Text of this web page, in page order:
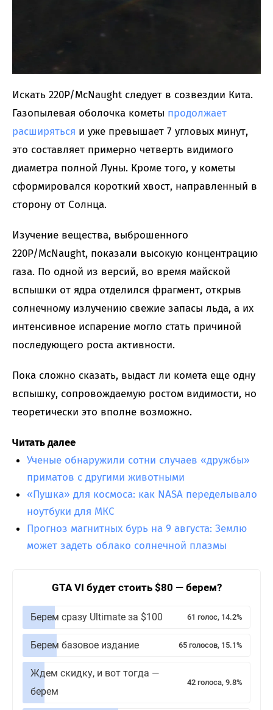
Искать 220P/McNaught следует в созвездии Кита.
Газопылевая оболочка кометы продолжает
расширяться и уже превышает 7 угловых минут,
это составляет примерно четверть видимого
диаметра полной Луны. Кроме того, у кометы
сформировался короткий хвост, направленный в
сторону от Солнца.
Изучение вещества, выброшенного
220P/McNaught, показали высокую концентрацию
газа. По одной из версий, во время майской
вспышки от ядра отделился фрагмент, открыв
солнечному излучению свежие запасы льда, а их
интенсивное испарение могло стать причиной
последующего роста активности.
Пока сложно сказать, выдаст ли комета еще одну
вспышку, сопровождаемую ростом видимости, но
теоретически это вполне возможно.
Читать далее
Ученые обнаружили сотни случаев «дружбы»
приматов с другими животными
«Пушка» для космоса: как NASA переделывало
ноутбуки для МКС
Прогноз магнитных бурь на 9 августа: Землю
может задеть облако солнечной плазмы
GTA VI будет стоить $80 — берем?
Берем сразу Ultimate за $100 61 голос, 14.2%
Берем базовое издание 65 голосов, 15.1%
Ждем скидку, и вот тогда —
берем
42 голоса, 9.8%